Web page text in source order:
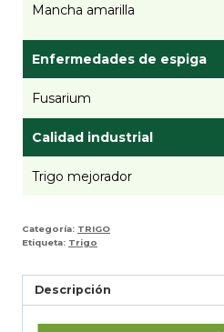
Mancha amarilla
Enfermedades de espiga
Fusarium
Calidad industrial
Trigo mejorador
Categoría: TRIGO
Etiqueta: Trigo
Descripción